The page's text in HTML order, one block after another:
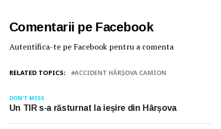
Comentarii pe Facebook
Autentifica-te pe Facebook pentru a comenta
RELATED TOPICS: ACCIDENT HÂRȘOVA CAMION
DON'T MISS
Un TIR s-a răsturnat la ieșire din Hârșova